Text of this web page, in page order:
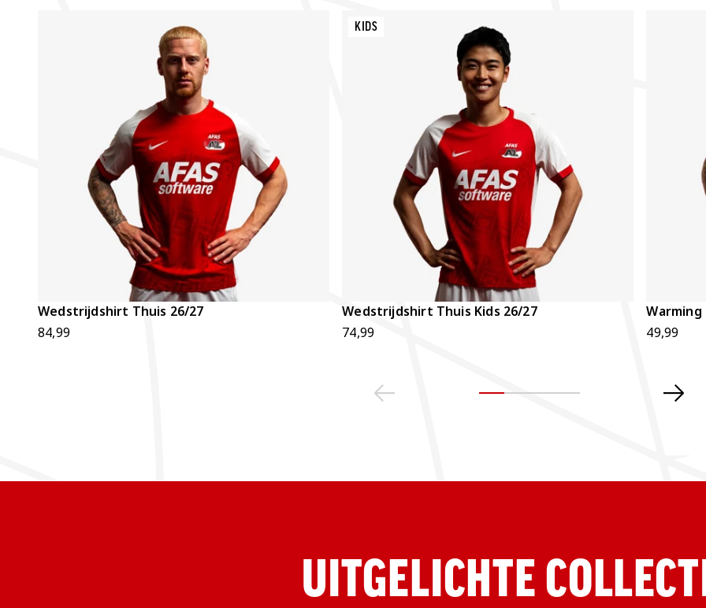
Wedstrijdshirt Thuis 26/27
84,99
Wedstrijdshirt Thuis Kids 26/27
74,99
KIDS
Warming
49,99
UITGELICHTE